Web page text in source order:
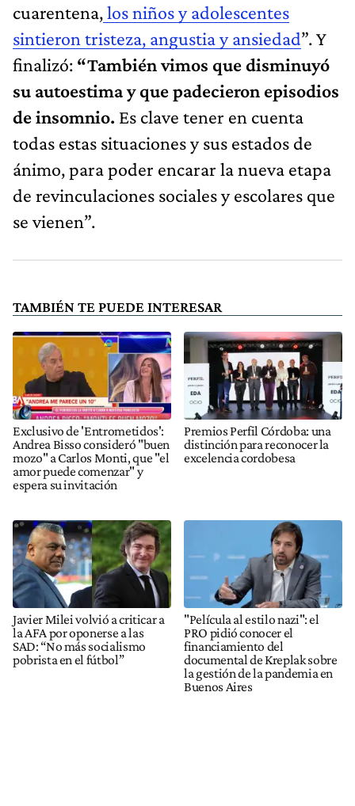
cuarentena,los niños y adolescentes
sintieron tristeza, angustia y ansiedad”. Y
finalizó: “También vimos que disminuyó
su autoestima y que padecieron episodios
de insomnio. Es clave tener en cuenta
todas estas situaciones y sus estados de
ánimo, para poder encarar la nueva etapa
de revinculaciones sociales y escolares que
se vienen”.
TAMBIÉN TE PUEDE INTERESAR
Exclusivo de 'Entrometidos':
Andrea Bisso consideró "buen
mozo" a Carlos Monti, que "el
amor puede comenzar" y
espera su invitación
Premios Perfil Córdoba: una
distinción para reconocer la
excelencia cordobesa
Javier Milei volvió a criticar a
la AFA por oponerse a las
SAD: “No más socialismo
pobrista en el fútbol”
"Película al estilo nazi": el
PRO pidió conocer el
financiamiento del
documental de Kreplak sobre
la gestión de la pandemia en
Buenos Aires